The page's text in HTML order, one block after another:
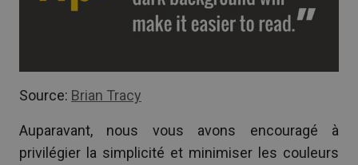
Source: Brian Tracy
Auparavant, nous vous avons encouragé à
privilégier la simplicité et minimiser les couleurs